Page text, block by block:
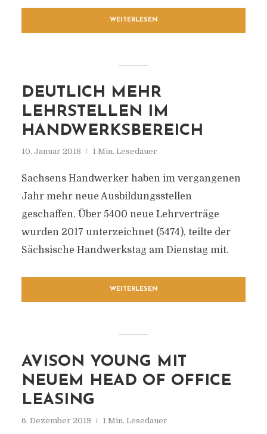
WEITERLESEN
DEUTLICH MEHR
LEHRSTELLEN IM
HANDWERKSBEREICH
10. Januar 2018 1 Min. Lesedauer
Sachsens Handwerker haben im vergangenen
Jahr mehr neue Ausbildungsstellen
geschaffen. Über 5400 neue Lehrverträge
wurden 2017 unterzeichnet (5474), teilte der
Sächsische Handwerkstag am Dienstag mit.
WEITERLESEN
AVISON YOUNG MIT
NEUEM HEAD OF OFFICE
LEASING
6. Dezember 2019 1 Min. Lesedauer